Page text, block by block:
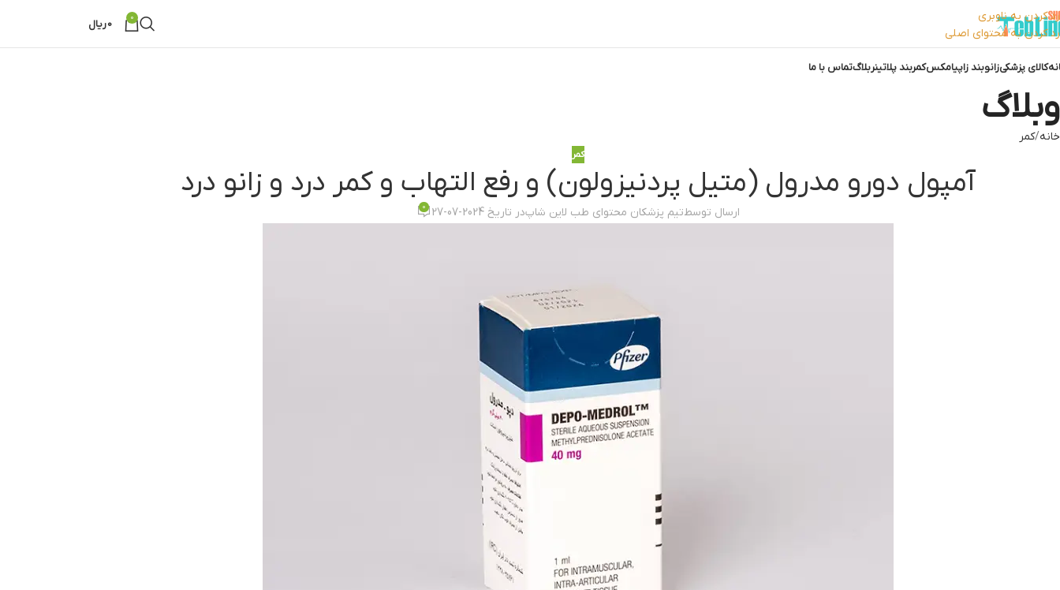
رد کردن به ناوبری
رد کردن به محتوای اصلی
0
0ریال
کالای پزشکیزانوبند زاپیامکسکمربند پلاتینربلاگتماس با ما
وبلاگ
خانه کمر
کمر
آمپول دورو مدرول (متیل پردنیزولون) و رفع التهاب و کمر درد و زانو درد
ارسال توسطتیم پزشکان محتوای طب لاین شاپدر تاریخ 2024-07-27 0